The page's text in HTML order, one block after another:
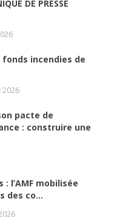
DE PRESSE
fonds incendies de
2026
pacte de
: construire une
: l’AMF mobilisée
des co...